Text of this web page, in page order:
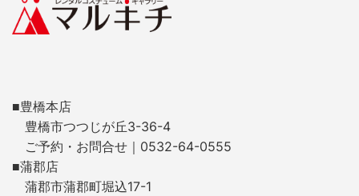
■豊橋本店
豊橋市つつじが丘3-36-4
ご予約・お問合せ｜0532-64-0555
■蒲郡店
蒲郡市蒲郡町堀込17-1